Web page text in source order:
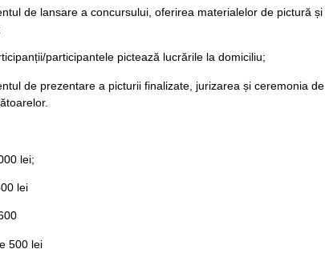
de lansare a concursului, oferirea materialelor de pictură și
participantele pictează lucrările la domiciliu;
de prezentare a picturii finalizate, jurizarea și ceremonia de
lei;
lei
500 lei